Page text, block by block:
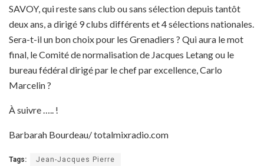
SAVOY, qui reste sans club ou sans sélection depuis tantôt
deux ans, a dirigé 9 clubs différents et 4 sélections nationales.
Sera-t-il un bon choix pour les Grenadiers ? Qui aura le mot
final, le Comité de normalisation de Jacques Letang ou le
bureau fédéral dirigé par le chef par excellence, Carlo
Marcelin ?
À suivre ….. !
Barbarah Bourdeau/ totalmixradio.com
Tags: Jean-Jacques Pierre